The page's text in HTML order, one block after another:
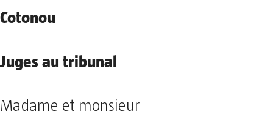
Cotonou
Juges au tribunal
Madame et monsieur